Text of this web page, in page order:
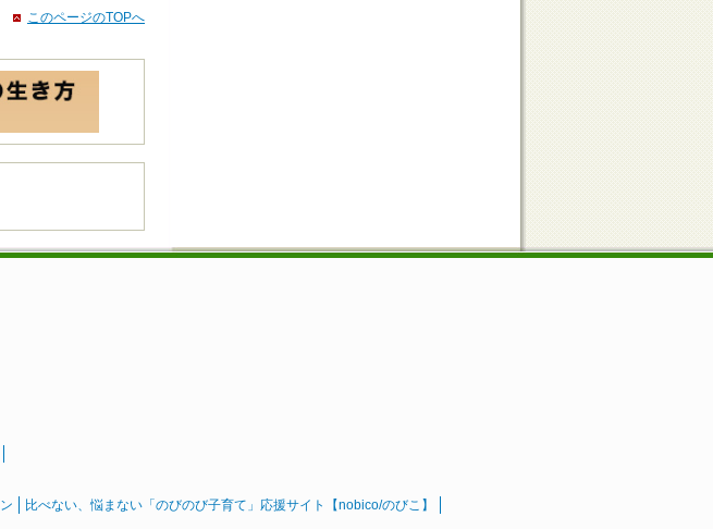
このページのTOPへ
比べない、悩まない「のびのび子育て」応援サイト【nobico/のびこ】